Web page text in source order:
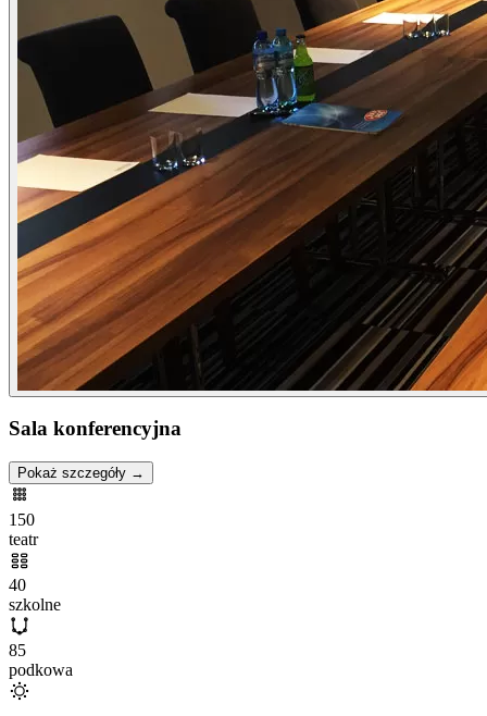
Sala konferencyjna
Pokaż szczegóły →
150
teatr
40
szkolne
85
podkowa